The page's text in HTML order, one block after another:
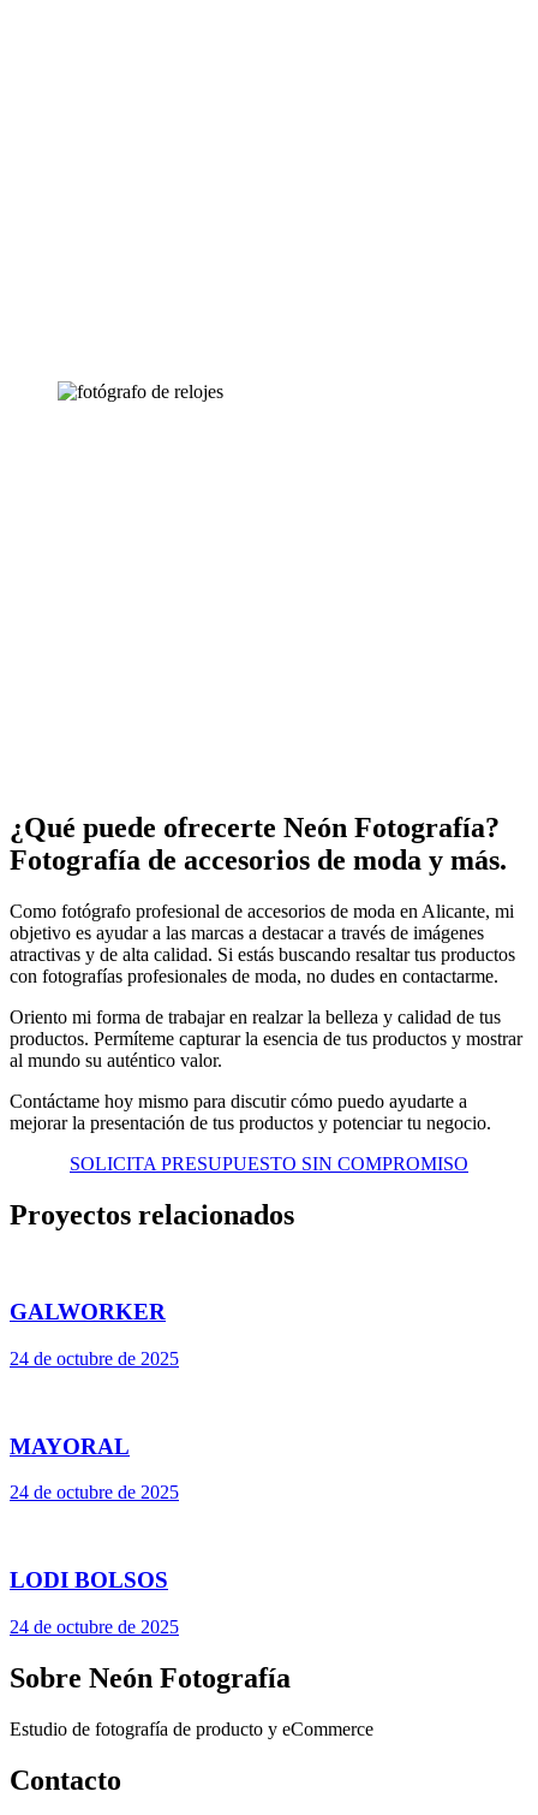
¿Qué puede ofrecerte Neón Fotografía?
Fotografía de accesorios de moda y más.
Como fotógrafo profesional de accesorios de moda en Alicante, mi
objetivo es ayudar a las marcas a destacar a través de imágenes
atractivas y de alta calidad. Si estás buscando resaltar tus productos
con fotografías profesionales de moda, no dudes en contactarme.
Oriento mi forma de trabajar en realzar la belleza y calidad de tus
productos. Permíteme capturar la esencia de tus productos y mostrar
al mundo su auténtico valor.
Contáctame hoy mismo para discutir cómo puedo ayudarte a
mejorar la presentación de tus productos y potenciar tu negocio.
SOLICITA PRESUPUESTO SIN COMPROMISO
Proyectos relacionados
GALWORKER
24 de octubre de 2025
MAYORAL
24 de octubre de 2025
LODI BOLSOS
24 de octubre de 2025
Sobre Neón Fotografía
Estudio de fotografía de producto y eCommerce
Contacto